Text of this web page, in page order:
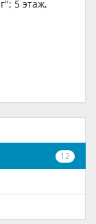
5 этаж,
12